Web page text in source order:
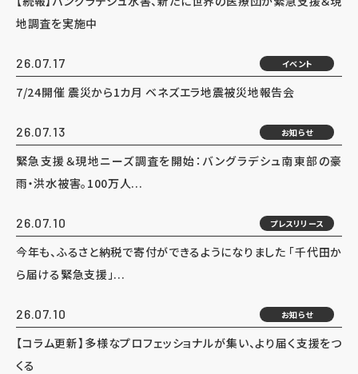
地調査を実施中
26.07.17 イベント
7/24開催 震災から1カ月 ベネズエラ地震被災地報告会
26.07.13 お知らせ
緊急支援＆現地ニーズ調査を開始：バングラデシュ南東部の豪
雨・洪水被害。100万人...
26.07.10 プレスリリース
今年も、ふるさと納税で寄付ができるようになりました 「千代田か
ら届ける緊急支援」...
26.07.10 お知らせ
【コラム更新】多様なプロフェッショナルが集い、より届く支援をつ
くる